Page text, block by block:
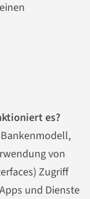
es?
von
Zugriff
und Dienste